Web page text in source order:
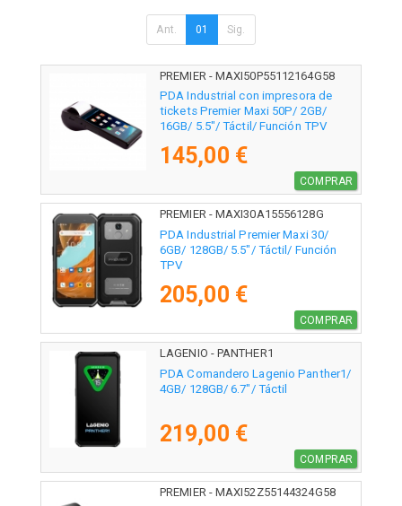
Ant. 01 Sig.
PREMIER - MAXI50P55112164G58
PDA Industrial con impresora de
tickets Premier Maxi 50P/ 2GB/
16GB/ 5.5"/ Táctil/ Función TPV
145,00 €
COMPRAR
PREMIER - MAXI30A15556128G
PDA Industrial Premier Maxi 30/
6GB/ 128GB/ 5.5"/ Táctil/ Función
TPV
205,00 €
COMPRAR
LAGENIO - PANTHER1
PDA Comandero Lagenio Panther1/
4GB/ 128GB/ 6.7"/ Táctil
219,00 €
COMPRAR
PREMIER - MAXI52Z55144324G58